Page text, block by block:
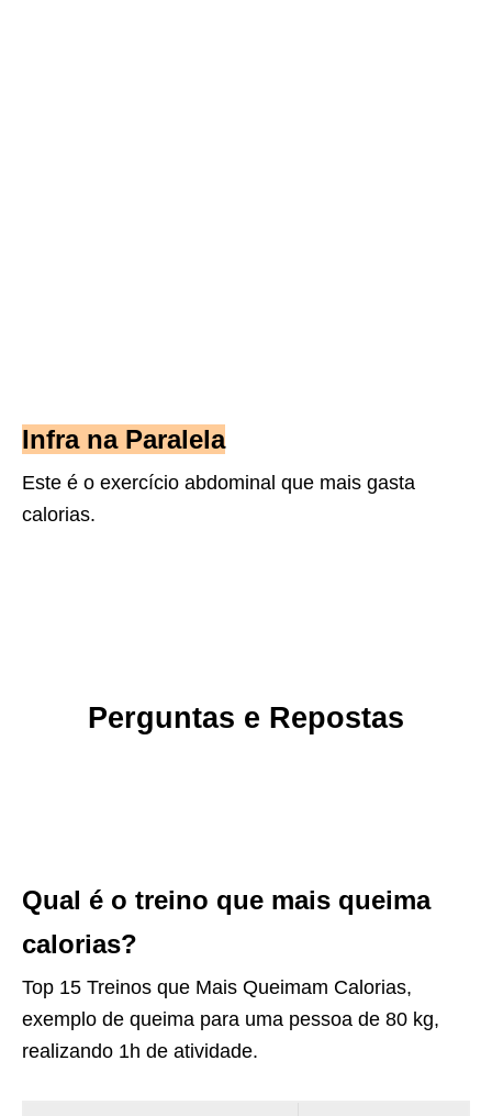
Infra na Paralela
Este é o exercício abdominal que mais gasta
calorias.
Perguntas e Repostas
Qual é o treino que mais queima
calorias?
Top 15 Treinos que Mais Queimam Calorias,
exemplo de queima para uma pessoa de 80 kg,
realizando 1h de atividade.